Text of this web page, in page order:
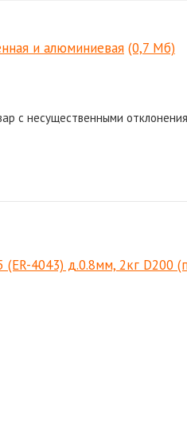
и алюминиевая (0,7 Мб)
с несущественными
4043) д.0.8мм, 2кг D200